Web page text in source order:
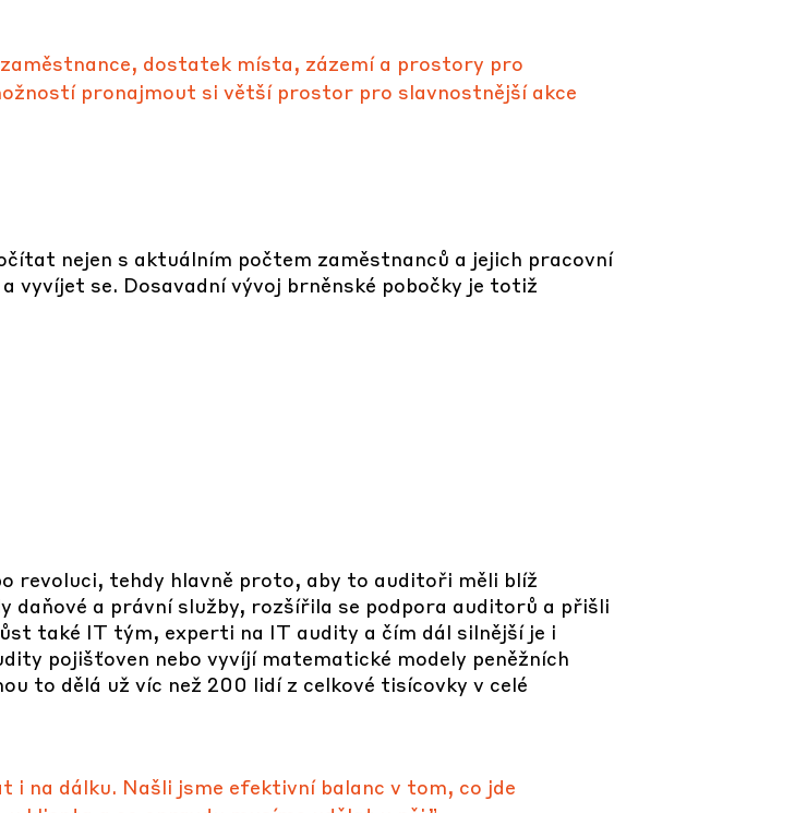
dostatek místa, zázemí a prostory pro
pronajmout si větší prostor pro slavnostnější akce
nejen s aktuálním počtem zaměstnanců a jejich pracovní
vyvíjet se. Dosavadní vývoj brněnské pobočky je totiž
revoluci, tehdy hlavně proto, aby to auditoři měli blíž
daňové a právní služby, rozšířila se podpora auditorů a přišli
také IT tým, experti na IT audity a čím dál silnější je i
pojišťoven nebo vyvíjí matematické modely peněžních
to dělá už víc než 200 lidí z celkové tisícovky v celé
i na dálku. Našli jsme efektivní balanc v tom, co jde